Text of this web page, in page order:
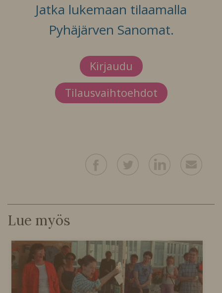
Jatka lukemaan tilaamalla
Pyhäjärven Sanomat.
Kirjaudu
Tilausvaihtoehdot
Lue myös